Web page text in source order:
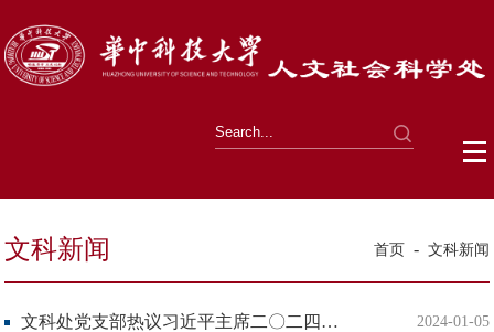
文科新闻 首页 - 文科新闻
文科处党支部热议习近平主席二〇二四年新年贺词 2024-01-05